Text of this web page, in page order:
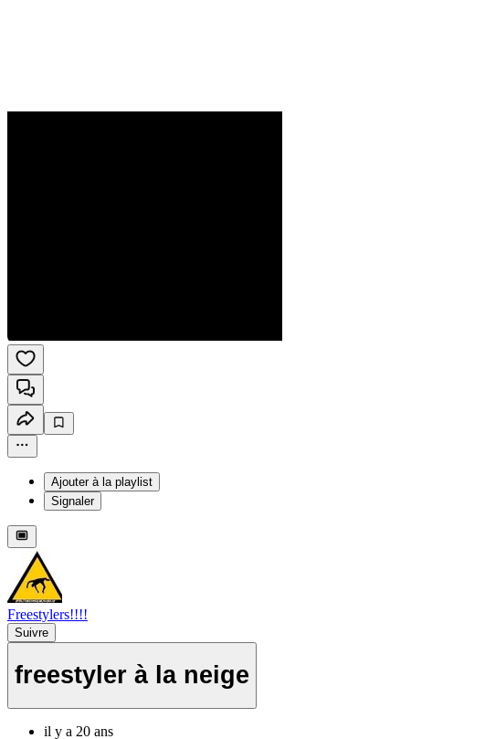
Ajouter à la playlist
Signaler
Freestylers!!!!
Suivre
freestyler à la neige
il y a 20 ans